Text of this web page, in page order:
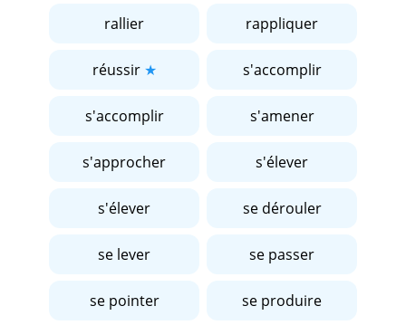
rallier rappliquer
réussir s'accomplir
s'accomplir s'amener
s'approcher s'élever
s'élever se dérouler
se lever se passer
se pointer se produire